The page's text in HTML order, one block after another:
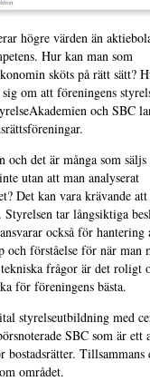
högre värden än
Hur kan man som
sköts på rätt sätt?
om att föreningens
och SBC
och det är många som
utan att man analyserat
Det kan vara krävande att
Styrelsen tar långsiktiga
också för hantering
och förståelse för när man
frågor är det roligt
för föreningens bästa.
styrelseutbildning med
SBC som är ett
området.